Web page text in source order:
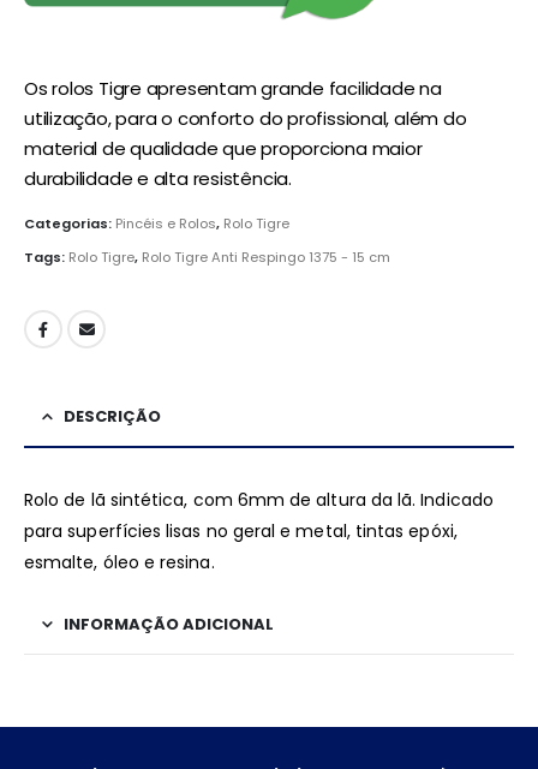
Os rolos Tigre apresentam grande facilidade na
utilização, para o conforto do profissional, além do
material de qualidade que proporciona maior
durabilidade e alta resistência.
Categorias: Pincéis e Rolos, Rolo Tigre
Tags: Rolo Tigre, Rolo Tigre Anti Respingo 1375 - 15 cm
DESCRIÇÃO
Rolo de lã sintética, com 6mm de altura da lã. Indicado
para superfícies lisas no geral e metal, tintas epóxi,
esmalte, óleo e resina.
INFORMAÇÃO ADICIONAL